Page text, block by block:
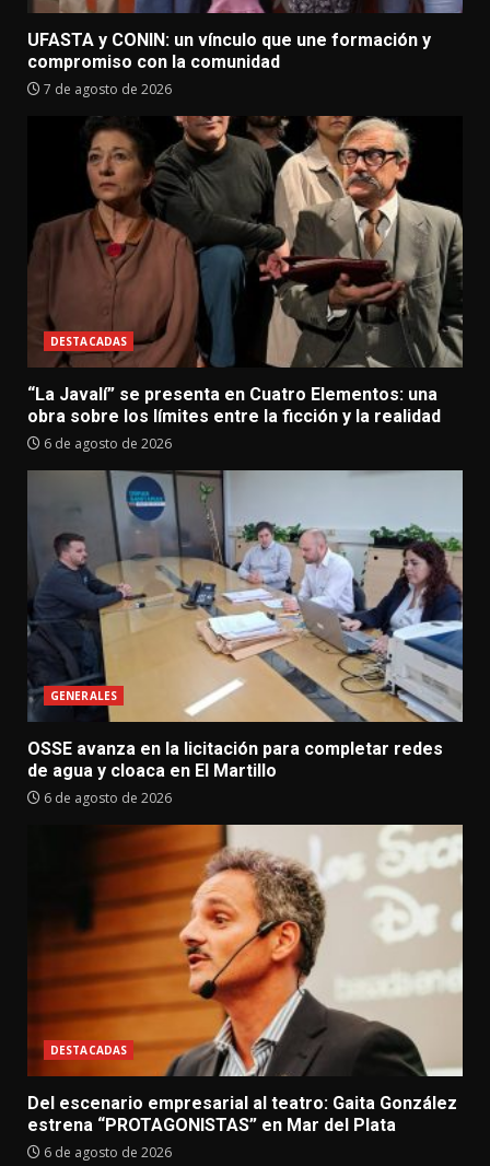
UFASTA y CONIN: un vínculo que une formación y
compromiso con la comunidad
7 de agosto de 2026
DESTACADAS
“La Javalí” se presenta en Cuatro Elementos: una
obra sobre los límites entre la ficción y la realidad
6 de agosto de 2026
GENERALES
OSSE avanza en la licitación para completar redes
de agua y cloaca en El Martillo
6 de agosto de 2026
DESTACADAS
Del escenario empresarial al teatro: Gaita González
estrena “PROTAGONISTAS” en Mar del Plata
6 de agosto de 2026